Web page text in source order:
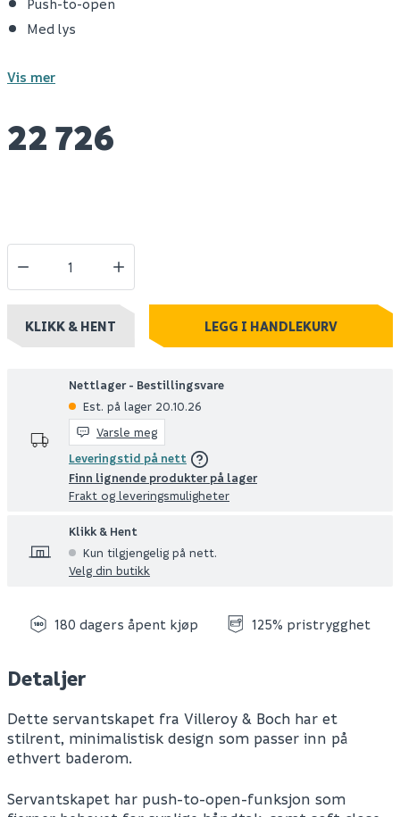
Push-to-open
Med lys
Vis mer
22 726
KLIKK & HENT LEGG I HANDLEKURV
Nettlager - Bestillingsvare
Est. på lager 20.10.26
Varsle meg
Leveringstid på nett
Finn lignende produkter på lager
Frakt og leveringsmuligheter
Klikk & Hent
Kun tilgjengelig på nett.
Velg din butikk
180 dagers åpent kjøp 125% pristrygghet
Detaljer
Dette servantskapet fra Villeroy & Boch har et
stilrent, minimalistisk design som passer inn på
ethvert baderom.
Servantskapet har push-to-open-funksjon som